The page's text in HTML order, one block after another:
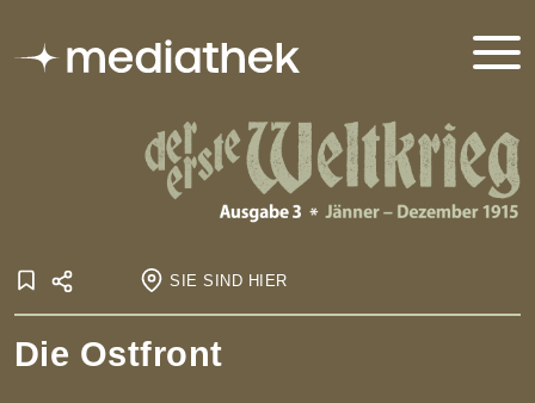
SIE SIND HIER
Startseite Onlineausstellungen
Der Erste Weltkrieg - Ausgabe 3
Die Ostfront